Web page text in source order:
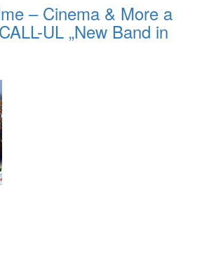
– Cinema & More a
UL „New Band in